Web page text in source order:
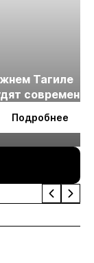
Тагиле
Подробнее